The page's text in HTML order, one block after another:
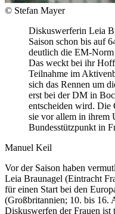
© Stefan Mayer
Diskuswerferin Leia
Saison schon bis auf
deutlich die EM-
Das weckt bei ihr
Teilnahme im
sich das Rennen um
erst bei der DM in
entscheiden wird. Die
sie vor allem in ihrem
Bundesstützpunkt in
Manuel Keil
Vor der Saison haben
Leia Braunagel (Eintracht
für einen Start bei den
(Großbritannien; 10. bis 16.
Diskuswerfen der Frauen